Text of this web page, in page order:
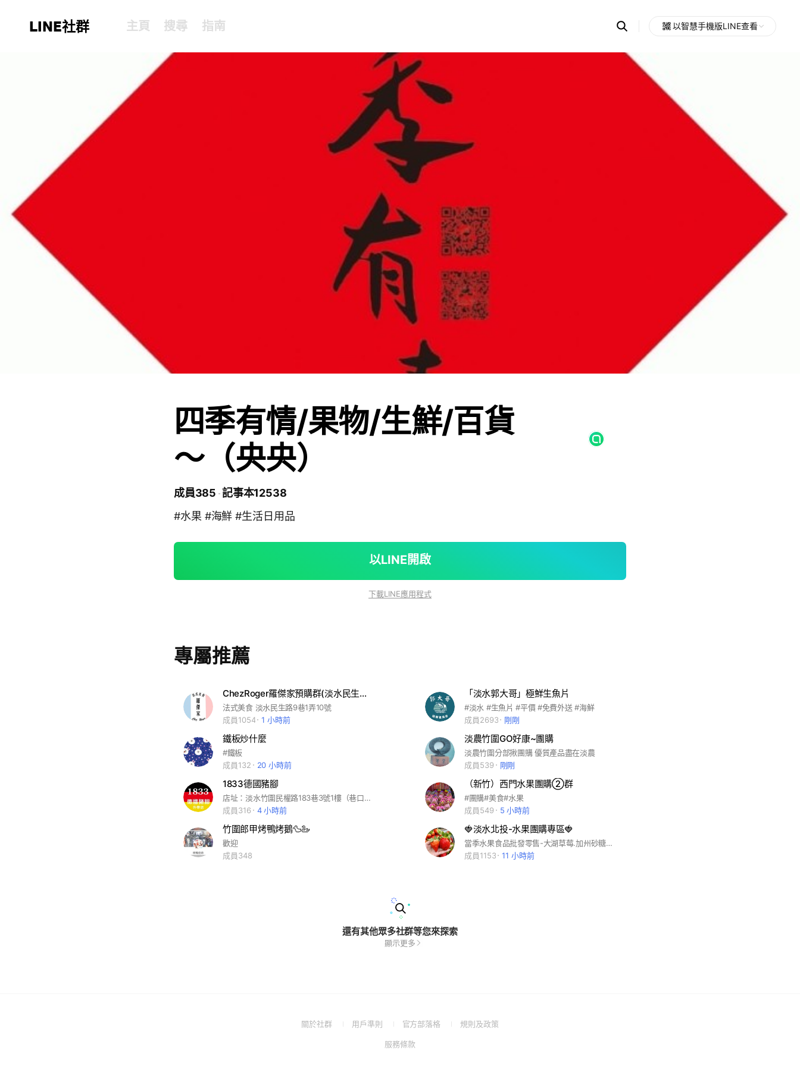
LINE社群 主頁 搜尋 指南 Search
OpenChats
messages
search
area
以智慧手機版LINE查看
四季有情/果物/生鮮/百貨
～（央央）
成員385 記事本12538
#水果 #海鮮 #生活日用品
以LINE開啟
下載LINE應用程式
專屬推薦
ChezRoger羅傑家預購群(淡水民生路9巷1弄10號）
法式美食 淡水民生路9巷1弄10號
成員1054
1 小時前
「淡水郭大哥」極鮮生魚片
#淡水 #生魚片 #平價 #免費外送 #海鮮
成員2693
剛剛
鐵板炒什麼
#鐵板
成員132
20 小時前
淡農竹圍GO好康~團購
淡農竹圍分部揪團購 優質產品盡在淡農
成員539
剛剛
1833德國豬腳
店址：淡水竹圍民權路183巷3號1樓（巷口是美地窗簾與99家具名床館），歡迎前來外帶品嚐道地的爐烤德國豬腳、BBQ烤雞翅、手工法式鹹派、與大小朋友都喜歡的焗烤通心麵。
成員316
4 小時前
（新竹）西門水果團購②群
#團購#美食#水果
成員549
5 小時前
竹圍郎甲烤鴨烤鵝🦆🦢
歡迎
成員348
🍓淡水北投-水果團購專區🍓
當季水果食品批發零售-大湖草莓.加州砂糖橘.大樹玉荷包.南投糯米荔枝.枋寮愛文芒果.拉拉山水蜜桃.卓蘭新興梨.甘露梨.台東大目釋迦.麻豆文旦.紫樽百香果.鳳梨釋迦.智利甜桃.海運櫻桃.韓國麝香葡萄.秘魯無籽葡萄.阿露絲哈密瓜.紅龍果.雙色火龍果
成員1153
11 小時前
還有其他眾多社群等您來探索
顯示更多
關於社群
(Open用戶準則
(Open
a
官方部落格
(Open規則及政策(Open
服務條款(Open